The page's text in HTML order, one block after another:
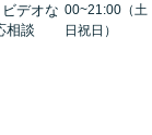
デオな
相談
00~21:00（土
日祝日）